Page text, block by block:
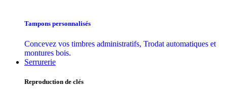
Tampons personnalisés
Concevez vos timbres administratifs, Trodat automatiques et
montures bois.
Serrurerie
Reproduction de clés